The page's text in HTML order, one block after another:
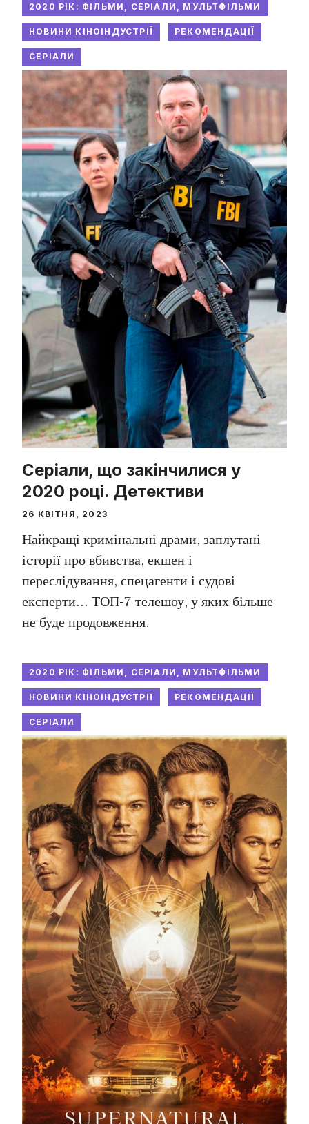
2020 РІК: ФІЛЬМИ, СЕРІАЛИ, МУЛЬТФІЛЬМИ
НОВИНИ КІНОІНДУСТРІЇ РЕКОМЕНДАЦІЇ
СЕРІАЛИ
Серіали, що закінчилися у
2020 році. Детективи
26 КВІТНЯ, 2023
Найкращі кримінальні драми, заплутані
історії про вбивства, екшен і
переслідування, спецагенти і судові
експерти… ТОП-7 телешоу, у яких більше
не буде продовження.
2020 РІК: ФІЛЬМИ, СЕРІАЛИ, МУЛЬТФІЛЬМИ
НОВИНИ КІНОІНДУСТРІЇ РЕКОМЕНДАЦІЇ
СЕРІАЛИ